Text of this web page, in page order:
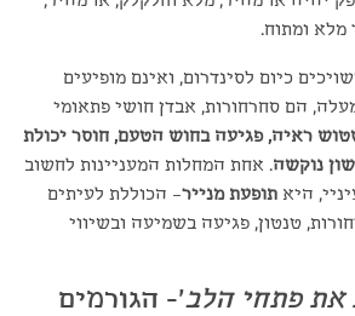
מלא ומתוח.
כיום לסינדרום, ואינם מופיעים
הם סחרחורות, אבדן חושי פתאומי
ראיה, פגיעה בחוש הטעם, חוסר יכולת
נוקשה. אחת המחלות המעניינות לחשוב
היא תופעת מנייר– הכוללת לעיתים
טנטון, פגיעה בשמיעה ובשיווי
את פתחי הלב'- הגורמים